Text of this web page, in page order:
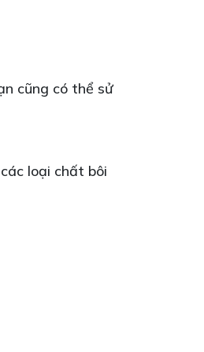
cũng có thể sử
loại chất bôi